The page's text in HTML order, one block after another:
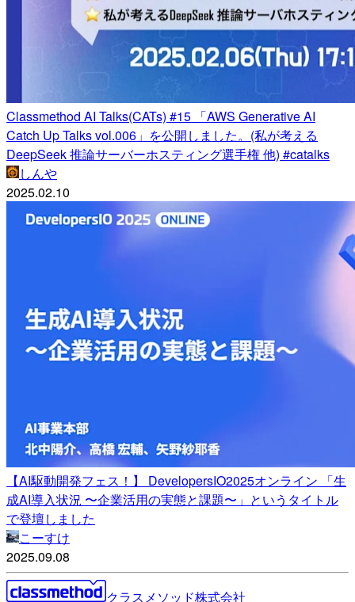
Classmethod AI Talks(CATs) #15 「AWS Generative AI
Catch Up Talks vol.006」を公開しました。(私が考える
DeepSeek 推論サーバーホスティング選手権 他) #catalks
しんや
2025.02.10
【AI駆動開発フェス！】 DevelopersIO2025オンライン 「生
成AI導入状況 〜企業活用の実態と課題〜」というタイトル
で登壇しました
こーすけ
2025.09.08
クラスメソッド株式会社